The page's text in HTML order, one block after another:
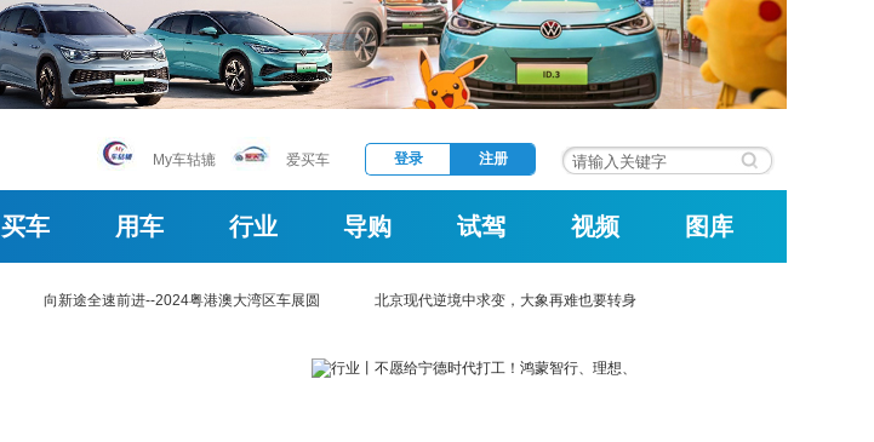
My车轱辘 爱买车 登录 注册
买车 用车 行业 导购 试驾 视频 图库
向新途全速前进--2024粤港澳大湾区车展圆 北京现代逆境中求变，大象再难也要转身